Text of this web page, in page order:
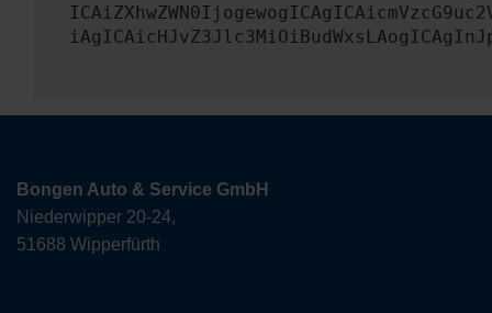
Bongen Auto & Service GmbH
Niederwipper 20-24,
51688 Wipperfürth